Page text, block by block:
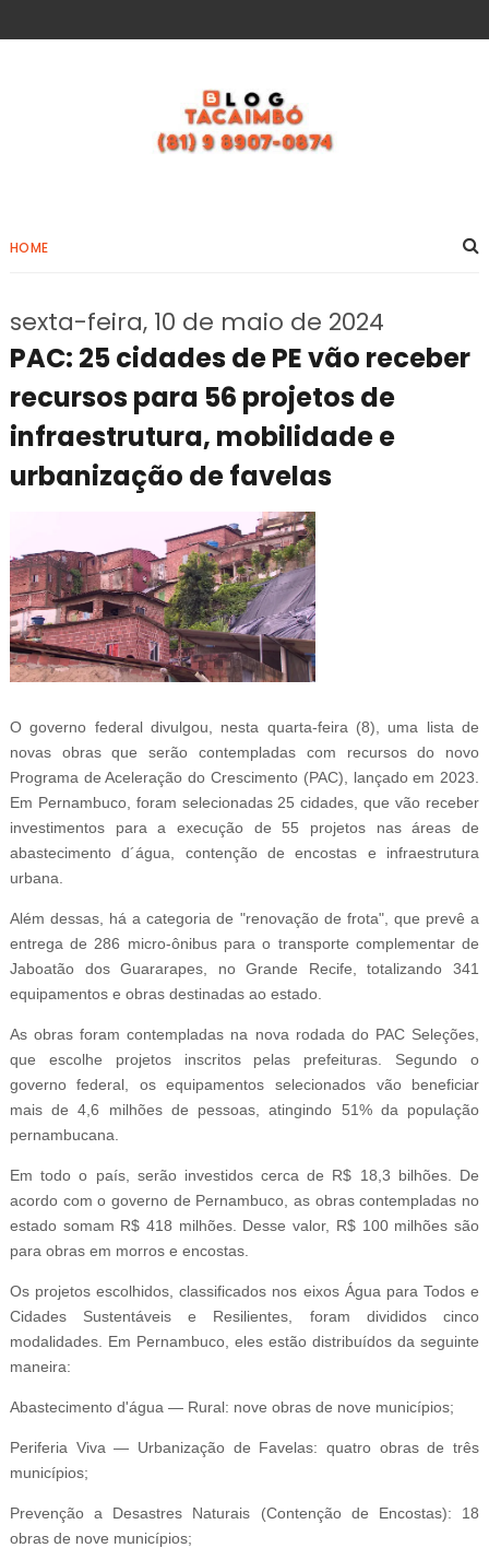
HOME
sexta-feira, 10 de maio de 2024
PAC: 25 cidades de PE vão receber
recursos para 56 projetos de
infraestrutura, mobilidade e
urbanização de favelas
O governo federal divulgou, nesta quarta-feira (8), uma lista de
novas obras que serão contempladas com recursos do novo
Programa de Aceleração do Crescimento (PAC), lançado em 2023.
Em Pernambuco, foram selecionadas 25 cidades, que vão receber
investimentos para a execução de 55 projetos nas áreas de
abastecimento d´água, contenção de encostas e infraestrutura
urbana.
Além dessas, há a categoria de "renovação de frota", que prevê a
entrega de 286 micro-ônibus para o transporte complementar de
Jaboatão dos Guararapes, no Grande Recife, totalizando 341
equipamentos e obras destinadas ao estado.
As obras foram contempladas na nova rodada do PAC Seleções,
que escolhe projetos inscritos pelas prefeituras. Segundo o
governo federal, os equipamentos selecionados vão beneficiar
mais de 4,6 milhões de pessoas, atingindo 51% da população
pernambucana.
Em todo o país, serão investidos cerca de R$ 18,3 bilhões. De
acordo com o governo de Pernambuco, as obras contempladas no
estado somam R$ 418 milhões. Desse valor, R$ 100 milhões são
para obras em morros e encostas.
Os projetos escolhidos, classificados nos eixos Água para Todos e
Cidades Sustentáveis e Resilientes, foram divididos cinco
modalidades. Em Pernambuco, eles estão distribuídos da seguinte
maneira:
Abastecimento d'água — Rural: nove obras de nove municípios;
Periferia Viva — Urbanização de Favelas: quatro obras de três
municípios;
Prevenção a Desastres Naturais (Contenção de Encostas): 18
obras de nove municípios;